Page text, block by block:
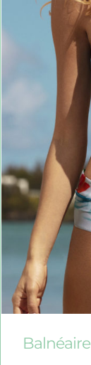
Balnéaire